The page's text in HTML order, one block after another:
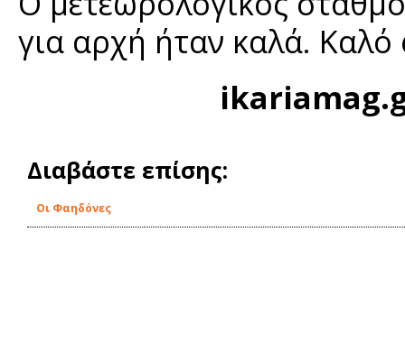
για αρχή ήταν καλά.
Διαβάστε επίσης:
Οι Φαηδόνες